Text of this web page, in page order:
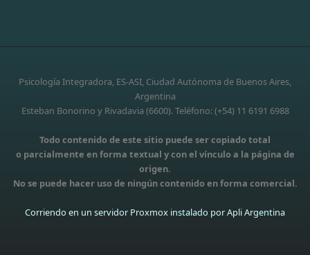
Psicología Integradora, ES-ASI, Ciudad Autónoma de Buenos Aires,
Argentina
Esteban Bonorino y Rivadavia (6600). Teléfono: (+54) 11 6191 6988
Todo contenido de este sitio puede ser copiado total
o parcialmente en forma textual y con el vínculo a la página de
origen.
No se puede hacer uso de ningún contenido en forma comercial.
Corriendo en un servidor Proxmox instalado por Apli Argentina